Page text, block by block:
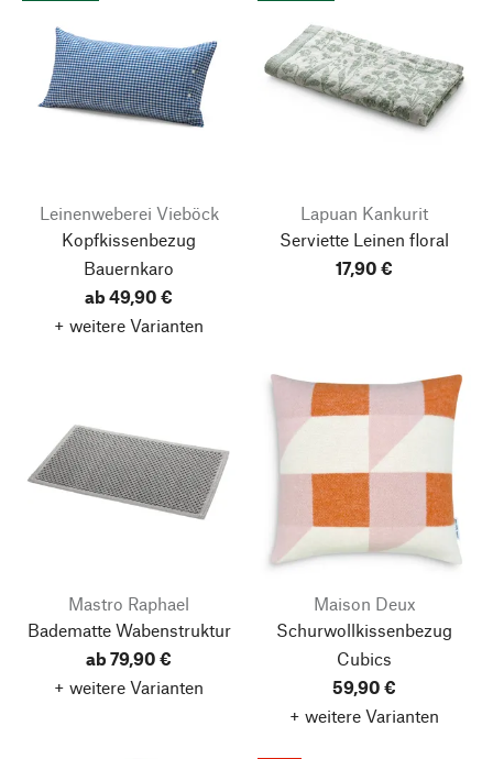
Leinenweberei Vieböck
Kopfkissenbezug
Bauernkaro
ab 49,90 €
+ weitere Varianten
Lapuan Kankurit
Serviette Leinen floral
17,90 €
Mastro Raphael
Badematte Wabenstruktur
ab 79,90 €
+ weitere Varianten
Maison Deux
Schurwollkissenbezug
Cubics
59,90 €
+ weitere Varianten